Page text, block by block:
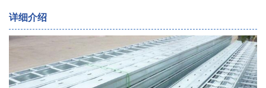
详细介绍